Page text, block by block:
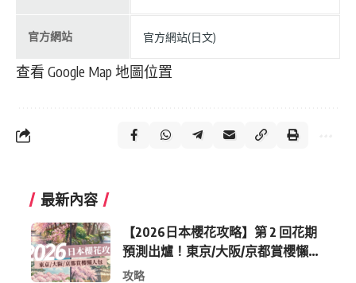
官方網站 官方網站(日文)
查看 Google Map 地圖位置
最新內容
【2026日本櫻花攻略】第 2 回花期
預測出爐！東京/大阪/京都賞櫻懶人
包 (附最新時間表)
攻略